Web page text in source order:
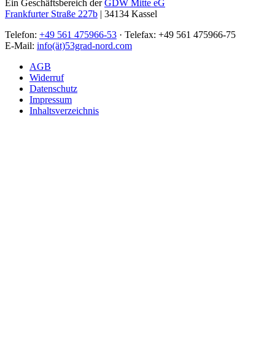
Ein Geschäftsbereich derGDW Mitte eG
Frankfurter Straße 227b | 34134 Kassel
Telefon: +49 561 475966-53 · Telefax: +49 561 475966-75
E-Mail: info(ät)53grad-nord.com
AGB
Widerruf
Datenschutz
Impressum
Inhaltsverzeichnis